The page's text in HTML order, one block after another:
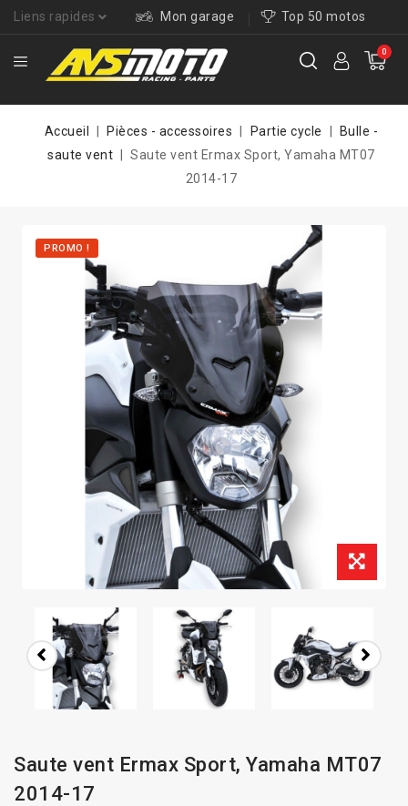
Liens rapides Mon garage Top 50 motos
0
Accueil Pièces - accessoires Partie cycle
Bulle -
saute vent
Saute vent Ermax Sport, Yamaha MT07
2014-17
PROMO !
Saute vent Ermax Sport, Yamaha MT07
2014-17